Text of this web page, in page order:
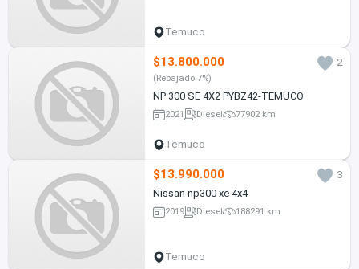
Temuco
$13.800.000 2
(Rebajado 7%)
NP 300 SE 4X2 PYBZ42-TEMUCO
2021 Diesel 77902 km
Temuco
$13.990.000
3
Nissan np300 xe 4x4
2019 Diesel 188291 km
Temuco